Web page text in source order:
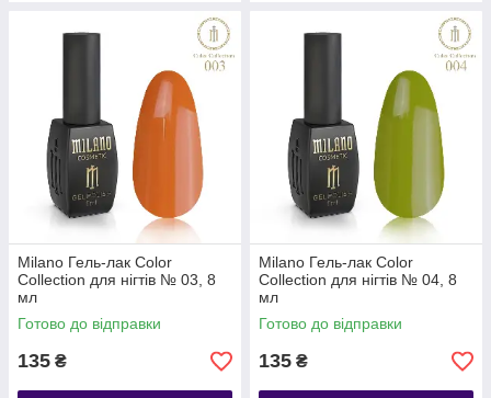
Milano Гель-лак Color
Collection для нігтів № 03, 8
мл
Готово до відправки
135 ₴
Milano Гель-лак Color
Collection для нігтів № 04, 8
мл
Готово до відправки
135 ₴